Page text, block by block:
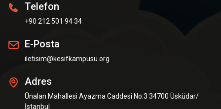
Telefon
+90 212 501 94 34
E-Posta
iletisim@kesifkampusu.org
Adres
Ünalan Mahallesi Ayazma Caddesi No:3 34700 Üsküdar/
İstanbul